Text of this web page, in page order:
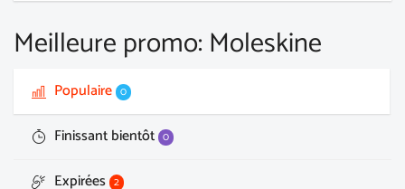
Meilleure promo: Moleskine
Populaire 0
Finissant bientôt 0
Expirées 2